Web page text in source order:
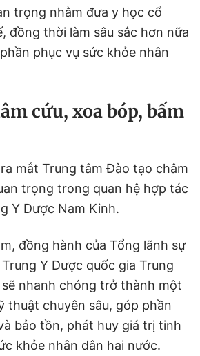
trọng nhằm đưa y học cổ
đồng thời làm sâu sắc hơn nữa
phục vụ sức khỏe nhân
cứu, xoa bóp, bấm
mắt Trung tâm Đào tạo châm
trọng trong quan hệ hợp tác
Y Dược Nam Kinh.
đồng hành của Tổng lãnh sự
Y Dược quốc gia Trung
nhanh chóng trở thành một
thuật chuyên sâu, góp phần
bảo tồn, phát huy giá trị tinh
khỏe nhân dân hai nước.